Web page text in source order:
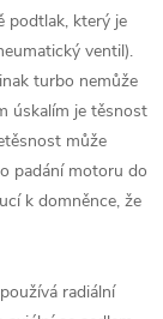
podtlak, který je
ventil).
turbo nemůže
úskalím je těsnost
může
padání motoru do
k domněnce, že
radiální